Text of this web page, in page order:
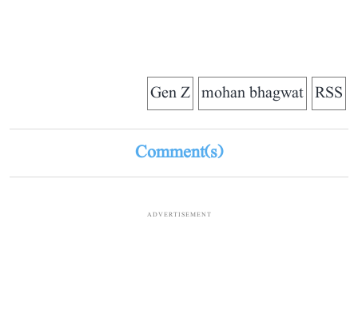
RSS
mohan bhagwat
Gen Z
Comment(s)
ADVERTISEMENT